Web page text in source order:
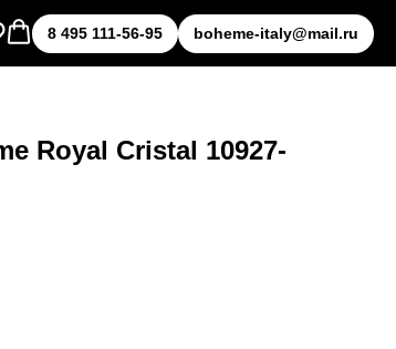
8 495 111-56-95 boheme-italy@mail.ru
Royal Cristal 10927-